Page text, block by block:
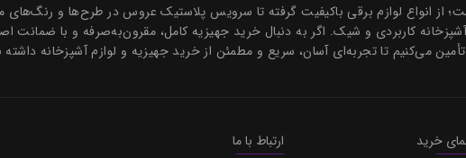
از انواع لوازم برقی باکیفیت گرفته تا سرویس پلاستیک عروس در طرح‌ها و
کاربردی و شیک. اگر به دنبال خرید جهیزیه کامل، مقرون‌به‌صرفه و با ضمانت
می‌کنیم تا تجربه‌ای آسان، سریع و مطمئن از خرید جهیزیه و لوازم آشپزخانه داشته
خرید
ارتباط با ما